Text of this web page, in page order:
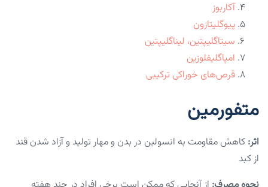
آکاربوز
پیوگلیتازون
سیتاگلیپتین، لیناگلیپتین
امپاگلیفلوزین
قرص‌های خوراکی ترکیبی
متفورمین
اثر: کاهش مقاومت به انسولین در بدن و مهار تولید و آزاد شدن قند
از کبد